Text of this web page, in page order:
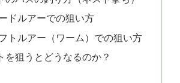
ドルアーでの狙い方
トルアー（ワーム）での狙い方
を狙うとどうなるのか？